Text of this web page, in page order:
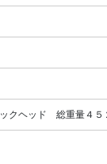
ヘッド 総重量４５